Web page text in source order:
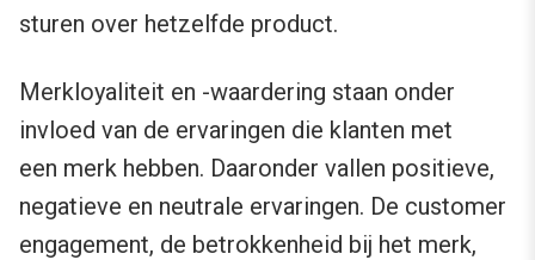
sturen over hetzelfde product.
Merkloyaliteit en -waardering staan onder
invloed van de ervaringen die klanten met
een merk hebben. Daaronder vallen positieve,
negatieve en neutrale ervaringen. De customer
engagement, de betrokkenheid bij het merk,